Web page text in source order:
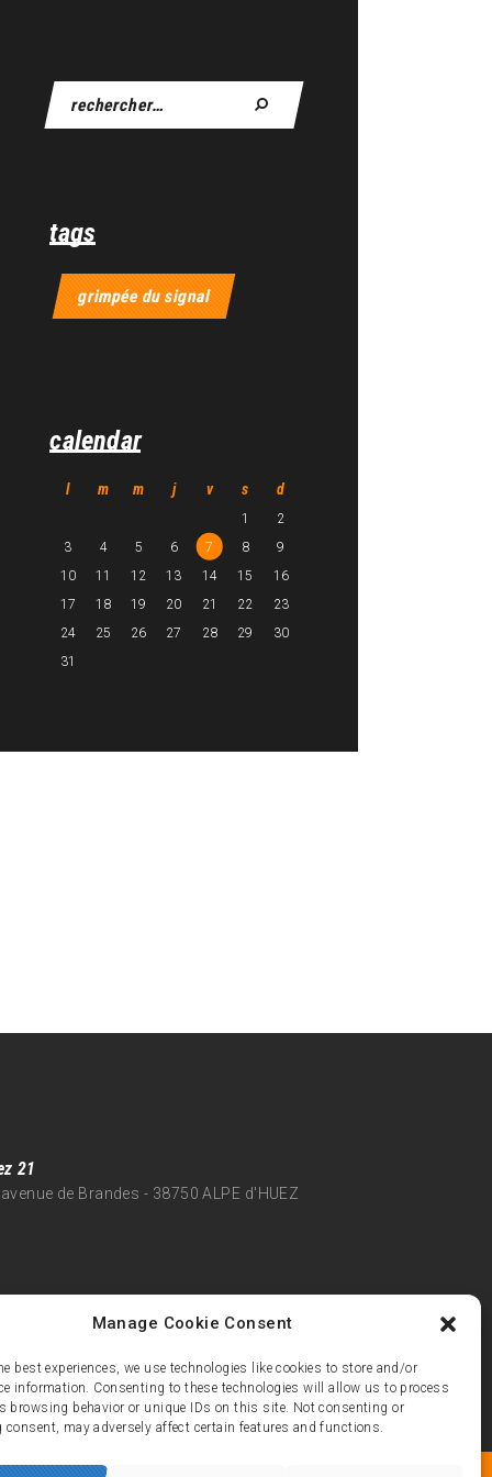
Manage Cookie Consent
best experiences, we use technologies like cookies to store and/or
information. Consenting to these technologies will allow us to process
browsing behavior or unique IDs on this site. Not consenting or
may adversely affect certain features and functions.
tags
grimpée du signal
calendar
l m m j v s d
1
2
3
4 5 6 7 8
9
10
11 12 13 14 15
16
17
18 19 20 21 22
23
24
25 26 27 28 29
30
31
21
de Brandes - 38750 ALPE d'HUEZ